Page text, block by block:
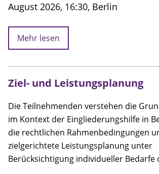
August 2026, 16:30, Berlin
Mehr lesen
Ziel- und Leistungsplanung
Die Teilnehmenden verstehen die
im Kontext der Eingliederungshilfe in
die rechtlichen Rahmenbedingungen
zielgerichtete Leistungsplanung unter
Berücksichtigung individueller Bedarfe